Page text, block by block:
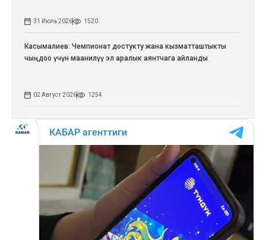
31 Июль 2026 1520
Касымалиев: Чемпионат достукту жана кызматташтыкты
чыңдоо үчүн маанилүү эл аралык аянтчага айланды
02 Август 2026 1254